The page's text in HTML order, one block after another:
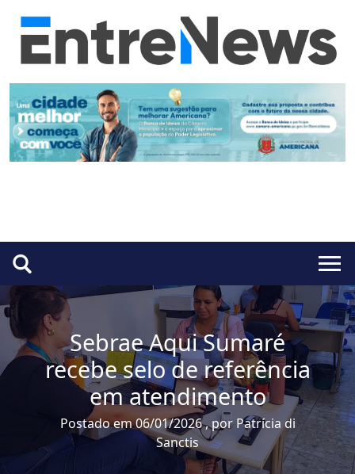
Sebrae Aqui Sumaré
recebe selo de referência
em atendimento
Postado em 06/01/2026 , por Patrícia di
Sanctis